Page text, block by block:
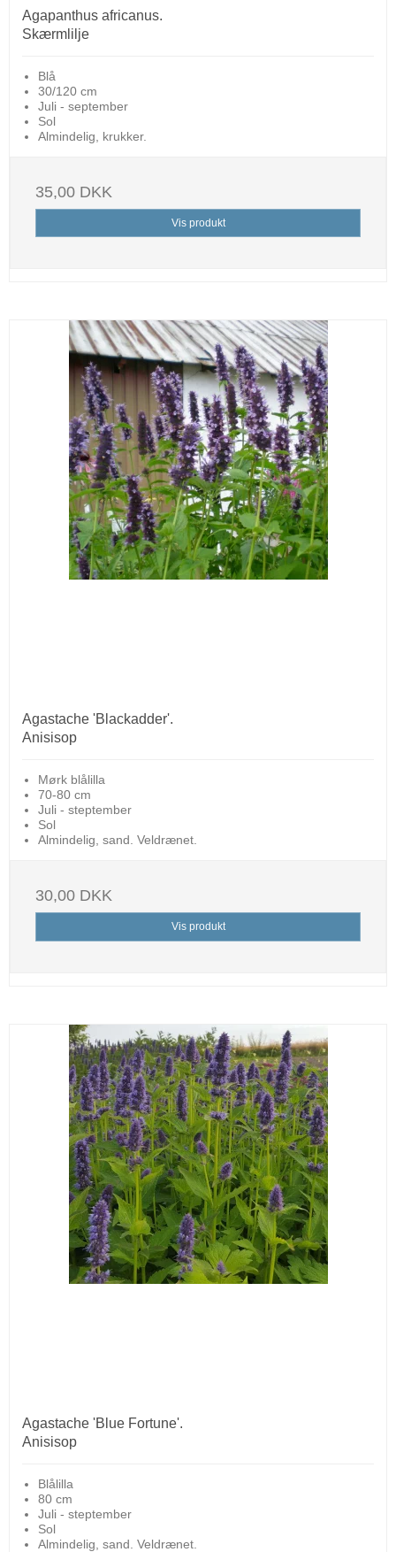
Agapanthus africanus.
Skærmlilje
Blå
30/120 cm
Juli - september
Sol
Almindelig, krukker.
35,00 DKK
Vis produkt
Agastache 'Blackadder'.
Anisisop
Mørk blålilla
70-80 cm
Juli - steptember
Sol
Almindelig, sand. Veldrænet.
30,00 DKK
Vis produkt
Agastache 'Blue Fortune'.
Anisisop
Blålilla
80 cm
Juli - steptember
Sol
Almindelig, sand. Veldrænet.